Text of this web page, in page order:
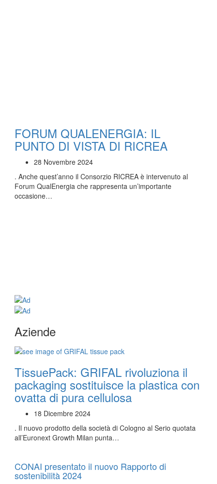
FORUM QUALENERGIA: IL
PUNTO DI VISTA DI RICREA
28 Novembre 2024
. Anche quest’anno il Consorzio RICREA è intervenuto al
Forum QualEnergia che rappresenta un’importante
occasione…
Aziende
TissuePack: GRIFAL rivoluziona il
packaging sostituisce la plastica con
ovatta di pura cellulosa
18 Dicembre 2024
. Il nuovo prodotto della società di Cologno al Serio quotata
all’Euronext Growth Milan punta…
CONAI presentato il nuovo Rapporto di
sostenibilità 2024